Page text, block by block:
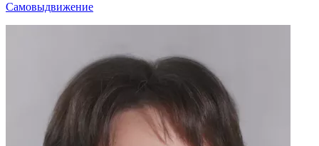
Самовыдвижение